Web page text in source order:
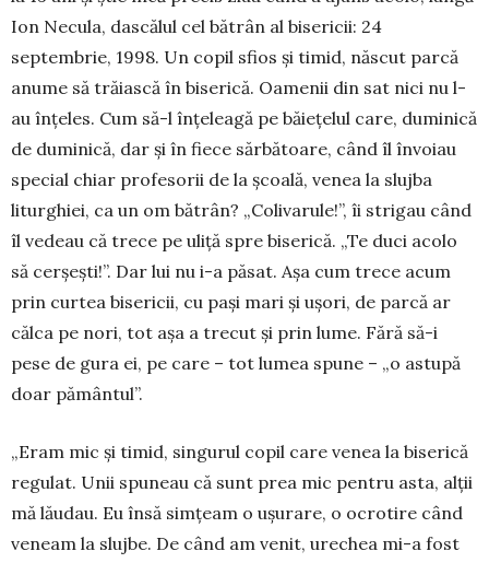
Ion Necula, dascălul cel bătrân al bisericii: 24
septembrie, 1998. Un copil sfios și timid, născut parcă
anume să trăiască în biserică. Oamenii din sat nici nu l-
au înțeles. Cum să-l înțeleagă pe băiețelul care, duminică
de duminică, dar și în fiece sărbă­toare, când îl în­voiau
special chiar profesorii de la școală, venea la slujba
litur­ghiei, ca un om bătrân? „Co­livarule!”, îi stri­gau când
îl ve­deau că trece pe uliță spre bise­rică. „Te duci aco­lo
să cer­șești!”. Dar lui nu i-a păsat. Așa cum trece acum
prin curtea bi­sericii, cu pași mari și ușori, de parcă ar
călca pe nori, tot așa a trecut și prin lume. Fără să-i
pese de gura ei, pe care – tot lu­mea spu­ne – „o astupă
doar pă­mân­tul”.
„Eram mic și timid, singu­rul copil care venea la bise­rică
re­gulat. Unii spuneau că sunt prea mic pentru asta, alții
mă lăudau. Eu însă simțeam o ușu­rare, o ocrotire când
veneam la slujbe. De când am venit, ure­chea mi-a fost